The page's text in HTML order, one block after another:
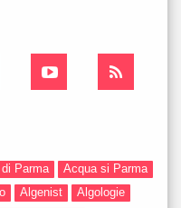
Parma
Acqua si Parma
Algenist
Algologie